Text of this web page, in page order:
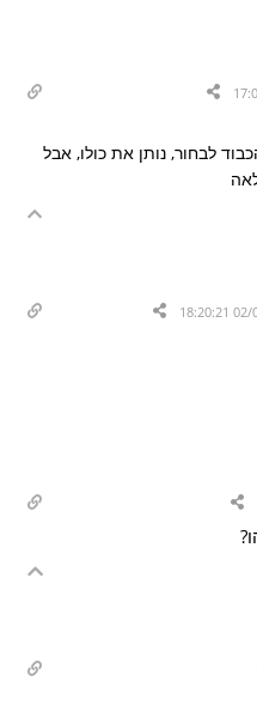
לבחור, נותן את כולו, אבל